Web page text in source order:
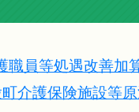
職員等処遇改善加
介護保険施設等